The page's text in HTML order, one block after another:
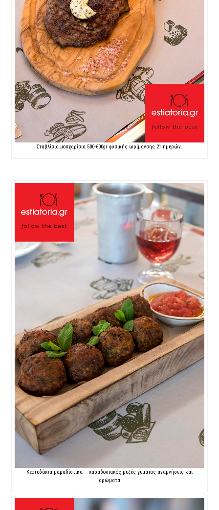
Σταβλίσια μοσχαρίσια 500-600gr φυσικής ωρίμανσης 21 ημερών.
Κεφτεδάκια μαμαδίστικα – παραδοσιακός μεζές γεμάτος αναμνήσεις και
αρώματα